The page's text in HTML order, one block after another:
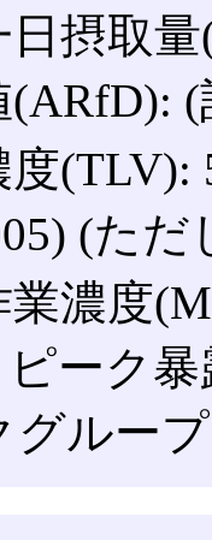
摂取
(ARfD):
(TLV):
(た
濃度
ピーク
ルー